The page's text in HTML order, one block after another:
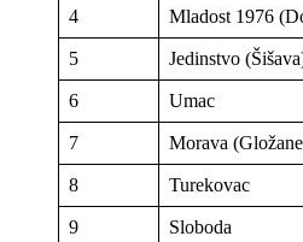
4 Mladost 1976
5 Jedinstvo
6 Umac
7 Morava
8 Turekovac
9 Sloboda